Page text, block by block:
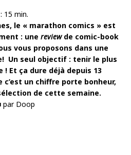
15 min.
le « marathon comics » est
: une reviewde comic-book
vous proposons dans une
Un seul objectif : tenir le plus
! Et ça dure déjà depuis 13
un chiffre porte bonheur,
de cette semaine.
par Doop